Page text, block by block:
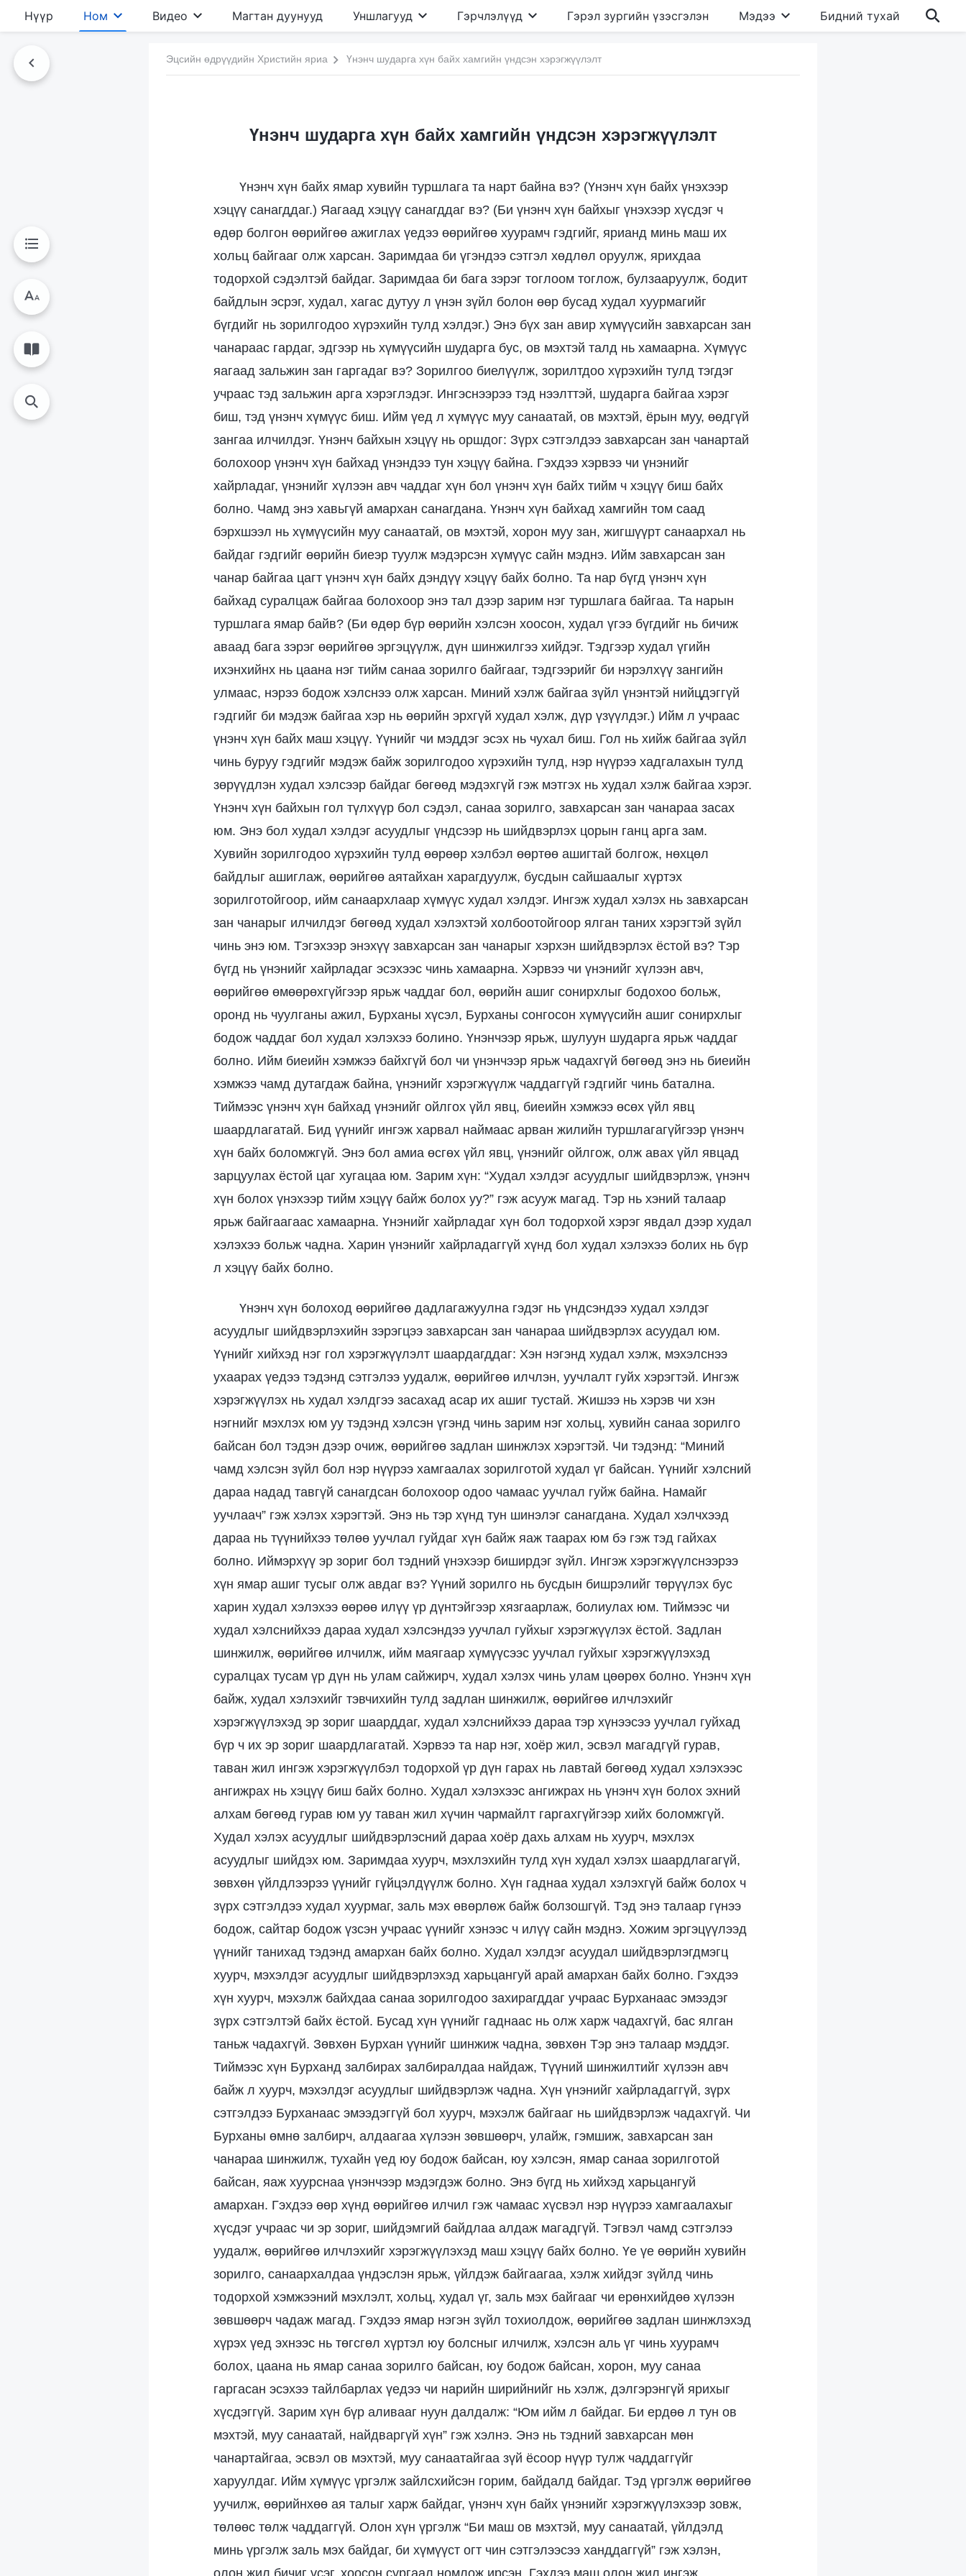
Нүүр Ном Видео Магтан дуунууд Уншлагууд Гэрчлэлүүд Гэрэл зургийн үзэсгэлэн Мэдээ Бидний тухай
Эцсийн өдрүүдийн Христийн яриа Үнэнч шударга хүн байх хамгийн үндсэн хэрэгжүүлэлт
Үнэнч шударга хүн байх хамгийн үндсэн хэрэгжүүлэлт
Үнэнч хүн байх ямар хувийн туршлага та нарт байна вэ? (Үнэнч хүн байх үнэхээр
хэцүү санагддаг.) Яагаад хэцүү санагддаг вэ? (Би үнэнч хүн байхыг үнэхээр хүсдэг ч
өдөр болгон өөрийгөө ажиглах үедээ өөрийгөө хуурамч гэдгийг, ярианд минь маш их
хольц байгааг олж харсан. Заримдаа би үгэндээ сэтгэл хөдлөл оруулж, ярихдаа
тодорхой сэдэлтэй байдаг. Заримдаа би бага зэрэг тоглоом тоглож, булзааруулж, бодит
байдлын эсрэг, худал, хагас дутуу л үнэн зүйл болон өөр бусад худал хуурмагийг
бүгдийг нь зорилгодоо хүрэхийн тулд хэлдэг.) Энэ бүх зан авир хүмүүсийн завхарсан зан
чанараас гардаг, эдгээр нь хүмүүсийн шударга бус, ов мэхтэй талд нь хамаарна. Хүмүүс
яагаад зальжин зан гаргадаг вэ? Зорилгоо биелүүлж, зорилтдоо хүрэхийн тулд тэгдэг
учраас тэд зальжин арга хэрэглэдэг. Ингэснээрээ тэд нээлттэй, шударга байгаа хэрэг
биш, тэд үнэнч хүмүүс биш. Ийм үед л хүмүүс муу санаатай, ов мэхтэй, ёрын муу, өөдгүй
зангаа илчилдэг. Үнэнч байхын хэцүү нь оршдог: Зүрх сэтгэлдээ завхарсан зан чанартай
болохоор үнэнч хүн байхад үнэндээ тун хэцүү байна. Гэхдээ хэрвээ чи үнэнийг
хайрладаг, үнэнийг хүлээн авч чаддаг хүн бол үнэнч хүн байх тийм ч хэцүү биш байх
болно. Чамд энэ хавьгүй амархан санагдана. Үнэнч хүн байхад хамгийн том саад
бэрхшээл нь хүмүүсийн муу санаатай, ов мэхтэй, хорон муу зан, жигшүүрт санаархал нь
байдаг гэдгийг өөрийн биеэр туулж мэдэрсэн хүмүүс сайн мэднэ. Ийм завхарсан зан
чанар байгаа цагт үнэнч хүн байх дэндүү хэцүү байх болно. Та нар бүгд үнэнч хүн
байхад суралцаж байгаа болохоор энэ тал дээр зарим нэг туршлага байгаа. Та нарын
туршлага ямар байв? (Би өдөр бүр өөрийн хэлсэн хоосон, худал үгээ бүгдийг нь бичиж
аваад бага зэрэг өөрийгөө эргэцүүлж, дүн шинжилгээ хийдэг. Тэдгээр худал үгийн
ихэнхийнх нь цаана нэг тийм санаа зорилго байгааг, тэдгээрийг би нэрэлхүү зангийн
улмаас, нэрээ бодож хэлснээ олж харсан. Миний хэлж байгаа зүйл үнэнтэй нийцдэггүй
гэдгийг би мэдэж байгаа хэр нь өөрийн эрхгүй худал хэлж, дүр үзүүлдэг.) Ийм л учраас
үнэнч хүн байх маш хэцүү. Үүнийг чи мэддэг эсэх нь чухал биш. Гол нь хийж байгаа зүйл
чинь буруу гэдгийг мэдэж байж зорилгодоо хүрэхийн тулд, нэр нүүрээ хадгалахын тулд
зөрүүдлэн худал хэлсээр байдаг бөгөөд мэдэхгүй гэж мэтгэх нь худал хэлж байгаа хэрэг.
Үнэнч хүн байхын гол түлхүүр бол сэдэл, санаа зорилго, завхарсан зан чанараа засах
юм. Энэ бол худал хэлдэг асуудлыг үндсээр нь шийдвэрлэх цорын ганц арга зам.
Хувийн зорилгодоо хүрэхийн тулд өөрөөр хэлбэл өөртөө ашигтай болгож, нөхцөл
байдлыг ашиглаж, өөрийгөө аятайхан харагдуулж, бусдын сайшаалыг хүртэх
зорилготойгоор, ийм санаархлаар хүмүүс худал хэлдэг. Ингэж худал хэлэх нь завхарсан
зан чанарыг илчилдэг бөгөөд худал хэлэхтэй холбоотойгоор ялган таних хэрэгтэй зүйл
чинь энэ юм. Тэгэхээр энэхүү завхарсан зан чанарыг хэрхэн шийдвэрлэх ёстой вэ? Тэр
бүгд нь үнэнийг хайрладаг эсэхээс чинь хамаарна. Хэрвээ чи үнэнийг хүлээн авч,
өөрийгөө өмөөрөхгүйгээр ярьж чаддаг бол, өөрийн ашиг сонирхлыг бодохоо больж,
оронд нь чуулганы ажил, Бурханы хүсэл, Бурханы сонгосон хүмүүсийн ашиг сонирхлыг
бодож чаддаг бол худал хэлэхээ болино. Үнэнчээр ярьж, шулуун шударга ярьж чаддаг
болно. Ийм биеийн хэмжээ байхгүй бол чи үнэнчээр ярьж чадахгүй бөгөөд энэ нь биеийн
хэмжээ чамд дутагдаж байна, үнэнийг хэрэгжүүлж чаддаггүй гэдгийг чинь батална.
Тиймээс үнэнч хүн байхад үнэнийг ойлгох үйл явц, биеийн хэмжээ өсөх үйл явц
шаардлагатай. Бид үүнийг ингэж харвал наймаас арван жилийн туршлагагүйгээр үнэнч
хүн байх боломжгүй. Энэ бол амиа өсгөх үйл явц, үнэнийг ойлгож, олж авах үйл явцад
зарцуулах ёстой цаг хугацаа юм. Зарим хүн: “Худал хэлдэг асуудлыг шийдвэрлэж, үнэнч
хүн болох үнэхээр тийм хэцүү байж болох уу?” гэж асууж магад. Тэр нь хэний талаар
ярьж байгаагаас хамаарна. Үнэнийг хайрладаг хүн бол тодорхой хэрэг явдал дээр худал
хэлэхээ больж чадна. Харин үнэнийг хайрладаггүй хүнд бол худал хэлэхээ болих нь бүр
л хэцүү байх болно.
Үнэнч хүн болоход өөрийгөө дадлагажуулна гэдэг нь үндсэндээ худал хэлдэг
асуудлыг шийдвэрлэхийн зэрэгцээ завхарсан зан чанараа шийдвэрлэх асуудал юм.
Үүнийг хийхэд нэг гол хэрэгжүүлэлт шаардагддаг: Хэн нэгэнд худал хэлж, мэхэлснээ
ухаарах үедээ тэдэнд сэтгэлээ уудалж, өөрийгөө илчлэн, уучлалт гуйх хэрэгтэй. Ингэж
хэрэгжүүлэх нь худал хэлдгээ засахад асар их ашиг тустай. Жишээ нь хэрэв чи хэн
нэгнийг мэхлэх юм уу тэдэнд хэлсэн үгэнд чинь зарим нэг хольц, хувийн санаа зорилго
байсан бол тэдэн дээр очиж, өөрийгөө задлан шинжлэх хэрэгтэй. Чи тэдэнд: “Миний
чамд хэлсэн зүйл бол нэр нүүрээ хамгаалах зорилготой худал үг байсан. Үүнийг хэлсний
дараа надад тавгүй санагдсан болохоор одоо чамаас уучлал гуйж байна. Намайг
уучлаач” гэж хэлэх хэрэгтэй. Энэ нь тэр хүнд тун шинэлэг санагдана. Худал хэлчхээд
дараа нь түүнийхээ төлөө уучлал гуйдаг хүн байж яаж таарах юм бэ гэж тэд гайхах
болно. Иймэрхүү эр зориг бол тэдний үнэхээр биширдэг зүйл. Ингэж хэрэгжүүлснээрээ
хүн ямар ашиг тусыг олж авдаг вэ? Үүний зорилго нь бусдын бишрэлийг төрүүлэх бус
харин худал хэлэхээ өөрөө илүү үр дүнтэйгээр хязгаарлаж, болиулах юм. Тиймээс чи
худал хэлснийхээ дараа худал хэлсэндээ уучлал гуйхыг хэрэгжүүлэх ёстой. Задлан
шинжилж, өөрийгөө илчилж, ийм маягаар хүмүүсээс уучлал гуйхыг хэрэгжүүлэхэд
суралцах тусам үр дүн нь улам сайжирч, худал хэлэх чинь улам цөөрөх болно. Үнэнч хүн
байж, худал хэлэхийг тэвчихийн тулд задлан шинжилж, өөрийгөө илчлэхийг
хэрэгжүүлэхэд эр зориг шаарддаг, худал хэлснийхээ дараа тэр хүнээсээ уучлал гуйхад
бүр ч их эр зориг шаардлагатай. Хэрвээ та нар нэг, хоёр жил, эсвэл магадгүй гурав,
таван жил ингэж хэрэгжүүлбэл тодорхой үр дүн гарах нь лавтай бөгөөд худал хэлэхээс
ангижрах нь хэцүү биш байх болно. Худал хэлэхээс ангижрах нь үнэнч хүн болох эхний
алхам бөгөөд гурав юм уу таван жил хүчин чармайлт гаргахгүйгээр хийх боломжгүй.
Худал хэлэх асуудлыг шийдвэрлэсний дараа хоёр дахь алхам нь хуурч, мэхлэх
асуудлыг шийдэх юм. Заримдаа хуурч, мэхлэхийн тулд хүн худал хэлэх шаардлагагүй,
зөвхөн үйлдлээрээ үүнийг гүйцэлдүүлж болно. Хүн гаднаа худал хэлэхгүй байж болох ч
зүрх сэтгэлдээ худал хуурмаг, заль мэх өвөрлөж байж болзошгүй. Тэд энэ талаар гүнээ
бодож, сайтар бодож үзсэн учраас үүнийг хэнээс ч илүү сайн мэднэ. Хожим эргэцүүлээд
үүнийг танихад тэдэнд амархан байх болно. Худал хэлдэг асуудал шийдвэрлэгдмэгц
хуурч, мэхэлдэг асуудлыг шийдвэрлэхэд харьцангуй арай амархан байх болно. Гэхдээ
хүн хуурч, мэхэлж байхдаа санаа зорилгодоо захирагддаг учраас Бурханаас эмээдэг
зүрх сэтгэлтэй байх ёстой. Бусад хүн үүнийг гаднаас нь олж харж чадахгүй, бас ялган
таньж чадахгүй. Зөвхөн Бурхан үүнийг шинжиж чадна, зөвхөн Тэр энэ талаар мэддэг.
Тиймээс хүн Бурханд залбирах залбиралдаа найдаж, Түүний шинжилтийг хүлээн авч
байж л хуурч, мэхэлдэг асуудлыг шийдвэрлэж чадна. Хүн үнэнийг хайрладаггүй, зүрх
сэтгэлдээ Бурханаас эмээдэггүй бол хуурч, мэхэлж байгааг нь шийдвэрлэж чадахгүй. Чи
Бурханы өмнө залбирч, алдаагаа хүлээн зөвшөөрч, улайж, гэмшиж, завхарсан зан
чанараа шинжилж, тухайн үед юу бодож байсан, юу хэлсэн, ямар санаа зорилготой
байсан, яаж хуурснаа үнэнчээр мэдэгдэж болно. Энэ бүгд нь хийхэд харьцангуй
амархан. Гэхдээ өөр хүнд өөрийгөө илчил гэж чамаас хүсвэл нэр нүүрээ хамгаалахыг
хүсдэг учраас чи эр зориг, шийдэмгий байдлаа алдаж магадгүй. Тэгвэл чамд сэтгэлээ
уудалж, өөрийгөө илчлэхийг хэрэгжүүлэхэд маш хэцүү байх болно. Үе үе өөрийн хувийн
зорилго, санаархалдаа үндэслэн ярьж, үйлдэж байгаагаа, хэлж хийдэг зүйлд чинь
тодорхой хэмжээний мэхлэлт, хольц, худал үг, заль мэх байгааг чи ерөнхийдөө хүлээн
зөвшөөрч чадаж магад. Гэхдээ ямар нэгэн зүйл тохиолдож, өөрийгөө задлан шинжлэхэд
хүрэх үед эхнээс нь төгсгөл хүртэл юу болсныг илчилж, хэлсэн аль үг чинь хуурамч
болох, цаана нь ямар санаа зорилго байсан, юу бодож байсан, хорон, муу санаа
гаргасан эсэхээ тайлбарлах үедээ чи нарийн ширийнийг нь хэлж, дэлгэрэнгүй ярихыг
хүсдэггүй. Зарим хүн бүр аливааг нуун далдалж: “Юм ийм л байдаг. Би ердөө л тун ов
мэхтэй, муу санаатай, найдваргүй хүн” гэж хэлнэ. Энэ нь тэдний завхарсан мөн
чанартайгаа, эсвэл ов мэхтэй, муу санаатайгаа зүй ёсоор нүүр тулж чаддаггүйг
харуулдаг. Ийм хүмүүс үргэлж зайлсхийсэн горим, байдалд байдаг. Тэд үргэлж өөрийгөө
уучилж, өөрийнхөө ая талыг харж байдаг, үнэнч хүн байх үнэнийг хэрэгжүүлэхээр зовж,
төлөөс төлж чаддаггүй. Олон хүн үргэлж “Би маш ов мэхтэй, муу санаатай, үйлдэлд
минь үргэлж заль мэх байдаг, би хүмүүст огт чин сэтгэлээсээ ханддаггүй” гэж хэлэн,
олон жил бичиг үсэг, хоосон сургаал номлож ирсэн. Гэхдээ маш олон жил ингэж